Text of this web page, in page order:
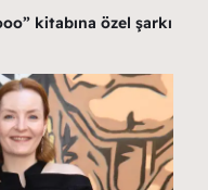
kitabına özel şarkı